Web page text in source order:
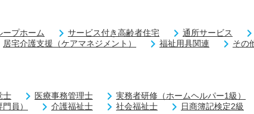
ープホーム サービス付き高齢者住宅 通所サービス
居宅介護支援（ケアマネジメント） 福祉用具関連 その
士 医療事務管理士
実務者研修（ホームヘルパー1級）
員） 介護福祉士 社会福祉士 日商簿記検定2級